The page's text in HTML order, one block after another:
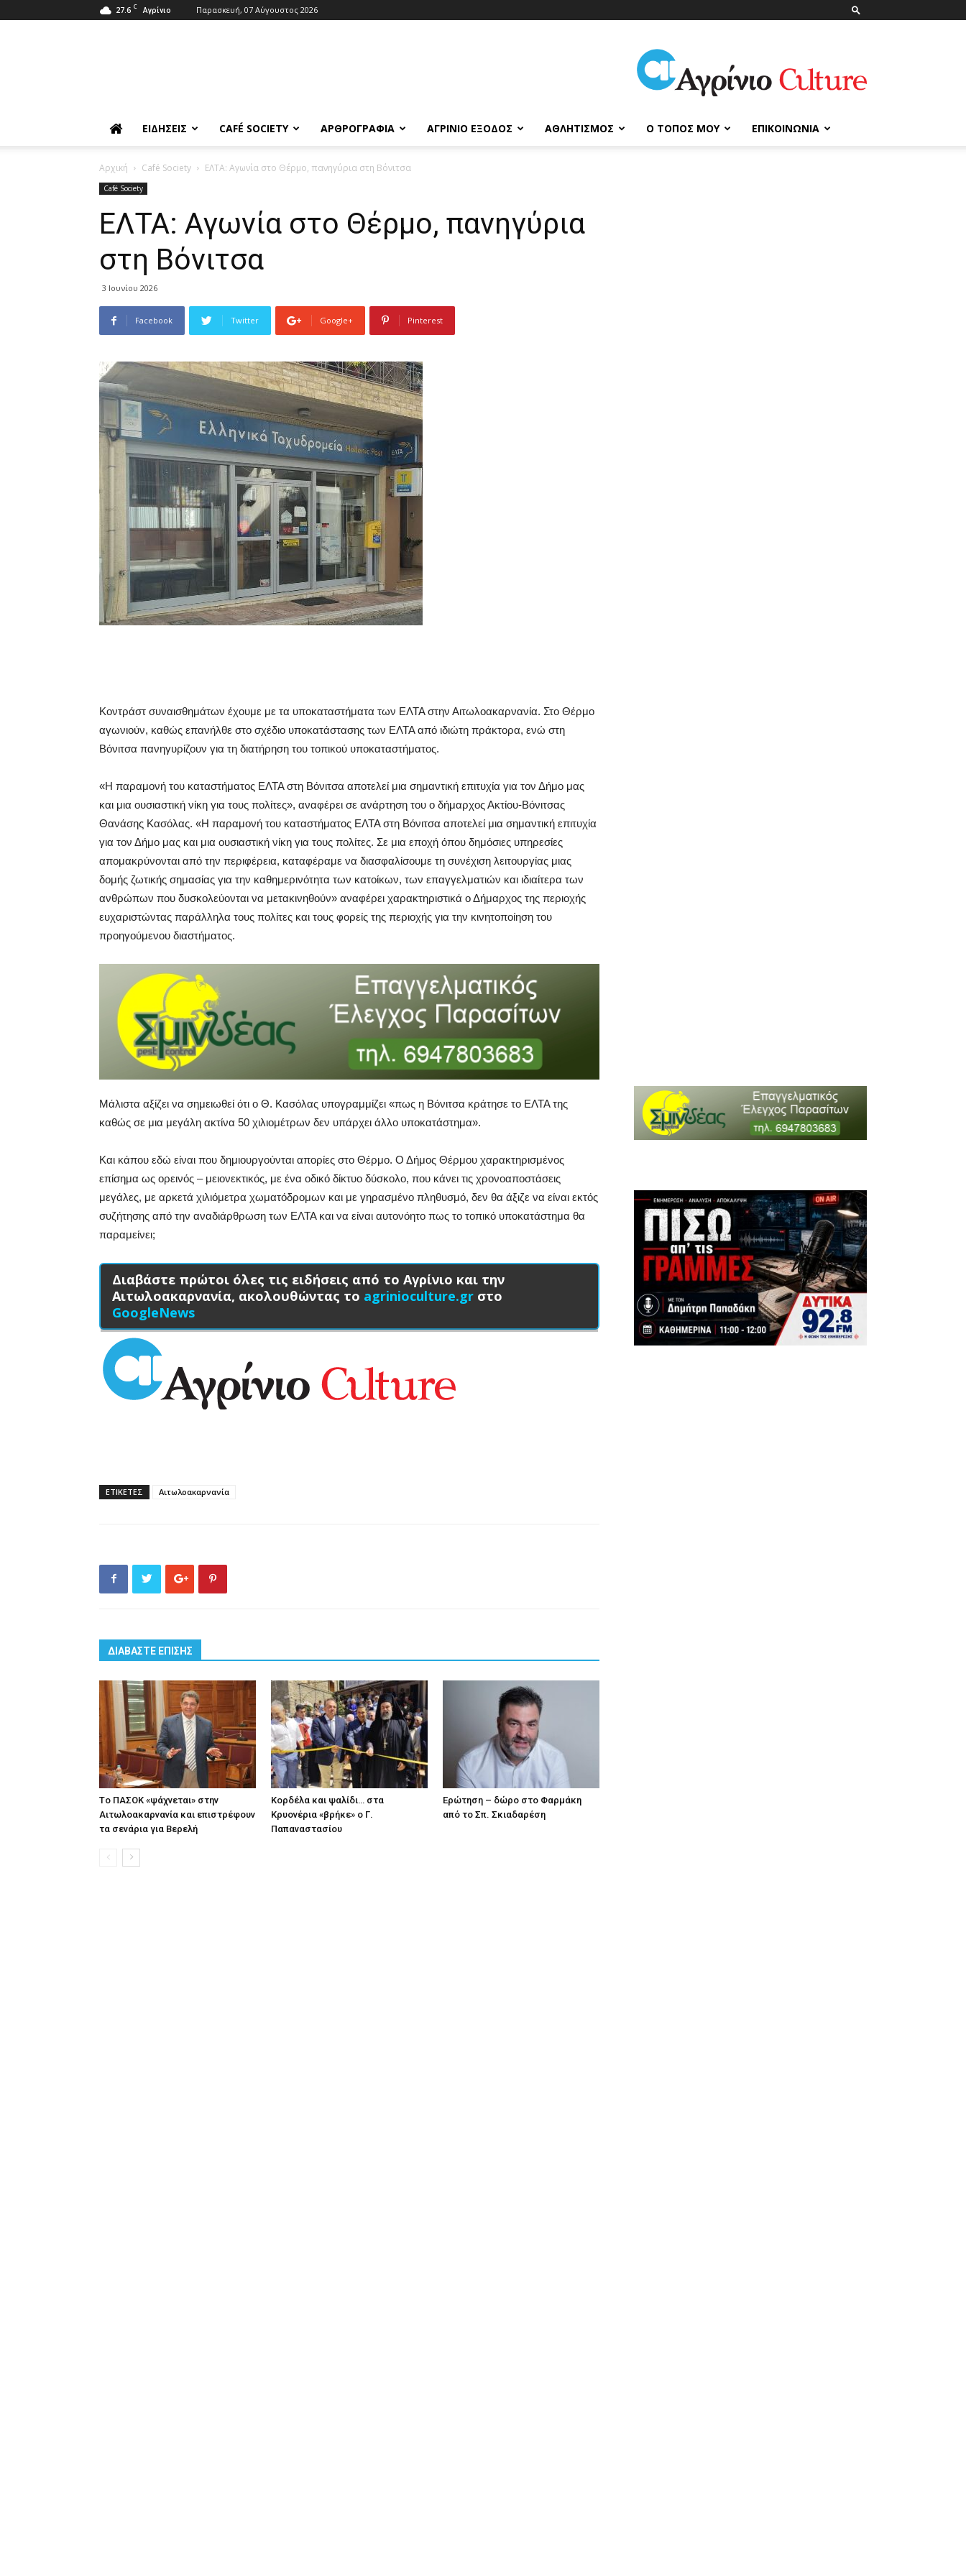
27.6 C Αγρίνιο Παρασκευή, 07 Αύγουστος 2026
ΑγρίνιοCulture
ΕΙΔΉΣΕΙΣ CAFÉ SOCIETY ΑΡΘΡΟΓΡΑΦΊΑ ΑΓΡΊΝΙΟ ΈΞΟΔΟΣ ΑΘΛΗΤΙΣΜΌΣ Ο ΤΌΠΟΣ ΜΟΥ ΕΠΙΚΟΙΝΩΝΊΑ
Αρχική Café Society ΕΛΤΑ: Αγωνία στο Θέρμο, πανηγύρια στη Βόνιτσα
Café Society
ΕΛΤΑ: Αγωνία στο Θέρμο, πανηγύρια
στη Βόνιτσα
3 Ιουνίου 2026
Facebook Twitter Google+ Pinterest
Κοντράστ συναισθημάτων έχουμε με τα υποκαταστήματα των ΕΛΤΑ στην Αιτωλοακαρνανία. Στο Θέρμο
αγωνιούν, καθώς επανήλθε στο σχέδιο υποκατάστασης των ΕΛΤΑ από ιδιώτη πράκτορα, ενώ στη
Βόνιτσα πανηγυρίζουν για τη διατήρηση του τοπικού υποκαταστήματος.
«Η παραμονή του καταστήματος ΕΛΤΑ στη Βόνιτσα αποτελεί μια σημαντική επιτυχία για τον Δήμο μας
και μια ουσιαστική νίκη για τους πολίτες», αναφέρει σε ανάρτηση του ο δήμαρχος Ακτίου-Βόνιτσας
Θανάσης Κασόλας. «Η παραμονή του καταστήματος ΕΛΤΑ στη Βόνιτσα αποτελεί μια σημαντική επιτυχία
για τον Δήμο μας και μια ουσιαστική νίκη για τους πολίτες. Σε μια εποχή όπου δημόσιες υπηρεσίες
απομακρύνονται από την περιφέρεια, καταφέραμε να διασφαλίσουμε τη συνέχιση λειτουργίας μιας
δομής ζωτικής σημασίας για την καθημερινότητα των κατοίκων, των επαγγελματιών και ιδιαίτερα των
ανθρώπων που δυσκολεύονται να μετακινηθούν» αναφέρει χαρακτηριστικά ο Δήμαρχος της περιοχής
ευχαριστώντας παράλληλα τους πολίτες και τους φορείς της περιοχής για την κινητοποίηση του
προηγούμενου διαστήματος.
Μάλιστα αξίζει να σημειωθεί ότι ο Θ. Κασόλας υπογραμμίζει «πως η Βόνιτσα κράτησε το ΕΛΤΑ της
καθώς σε μια μεγάλη ακτίνα 50 χιλιομέτρων δεν υπάρχει άλλο υποκατάστημα».
Και κάπου εδώ είναι που δημιουργούνται απορίες στο Θέρμο. Ο Δήμος Θέρμου χαρακτηρισμένος
επίσημα ως ορεινός – μειονεκτικός, με ένα οδικό δίκτυο δύσκολο, που κάνει τις χρονοαποστάσεις
μεγάλες, με αρκετά χιλιόμετρα χωματόδρομων και με γηρασμένο πληθυσμό, δεν θα άξιζε να είναι εκτός
συζήτησης από την αναδιάρθρωση των ΕΛΤΑ και να είναι αυτονόητο πως το τοπικό υποκατάστημα θα
παραμείνει;
Διαβάστε πρώτοι όλες τις ειδήσεις από το Αγρίνιο και την
Αιτωλοακαρνανία, ακολουθώντας το agrinioculture.gr στο
GoogleNews
ΕΤΙΚΕΤΕΣ Αιτωλοακαρνανία
ΔΙΑΒΑΣΤΕ ΕΠΙΣΗΣ
Tο ΠΑΣΟΚ «ψάχνεται» στην
Αιτωλοακαρνανία και επιστρέφουν
τα σενάρια για Βερελή
Κορδέλα και ψαλίδι… στα
Κρυονέρια «βρήκε» ο Γ.
Παπαναστασίου
Eρώτηση – δώρο στο Φαρμάκη
από το Σπ. Σκιαδαρέση